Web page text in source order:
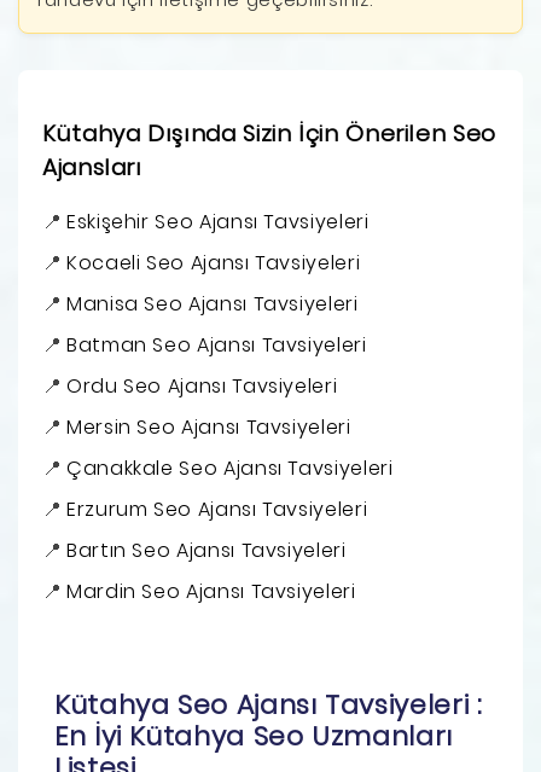
Kütahya Dışında Sizin İçin Önerilen Seo
Ajansları
Eskişehir Seo Ajansı Tavsiyeleri
Kocaeli Seo Ajansı Tavsiyeleri
Manisa Seo Ajansı Tavsiyeleri
Batman Seo Ajansı Tavsiyeleri
Ordu Seo Ajansı Tavsiyeleri
Mersin Seo Ajansı Tavsiyeleri
Çanakkale Seo Ajansı Tavsiyeleri
Erzurum Seo Ajansı Tavsiyeleri
Bartın Seo Ajansı Tavsiyeleri
Mardin Seo Ajansı Tavsiyeleri
Kütahya Seo Ajansı Tavsiyeleri :
En İyi Kütahya Seo Uzmanları